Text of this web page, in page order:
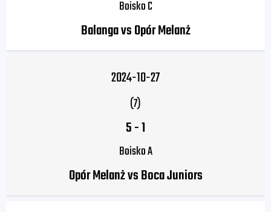
Boisko C
Balanga vs Opór Melanż
2024-10-27
(7)
5-1
Boisko A
Opór Melanż vs Boca Juniors